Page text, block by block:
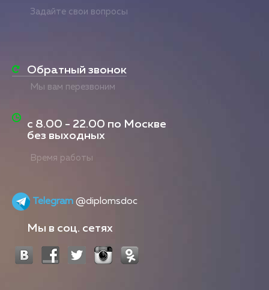
Задайте свои вопросы
Обратный звонок
Мы вам перезвоним
с 8.00 - 22.00 по Москве
без выходных
Время работы
Telegram @diplomsdoc
Мы в соц. сетях